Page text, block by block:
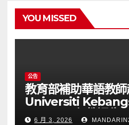
YOU MISSED
公告
教育部補助華語教
Universiti
Malaysia任教通告
6 月 3, 2026